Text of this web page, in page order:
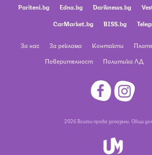
Pariteni.bg
Edna.bg Dariknews.bg
CarMarket.bg
BISS.bg
За нас За реклама Контакти
Поверителност
Политика ЛД
2026 Всички права запазени. Общи